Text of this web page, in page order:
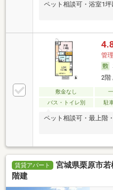
ペット相談可・浴室1坪
管
2階
敷金なし
バス・トイレ別
駐
ペット相談可・最上階
賃貸アパート
宮城県栗原市
階建